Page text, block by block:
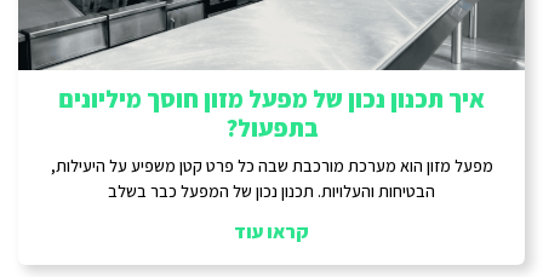
איך תכנון נכון של מפעל מזון חוסך מיליונים
בתפעול?
מפעל מזון הוא מערכת מורכבת שבה כל פרט קטן משפיע על היעילות,
הבטיחות והעלויות. תכנון נכון של המפעל כבר בשלב
קראו עוד